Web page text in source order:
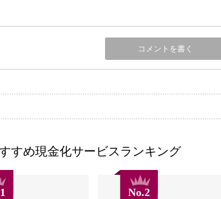
すめ現金化サービスランキング
No.2